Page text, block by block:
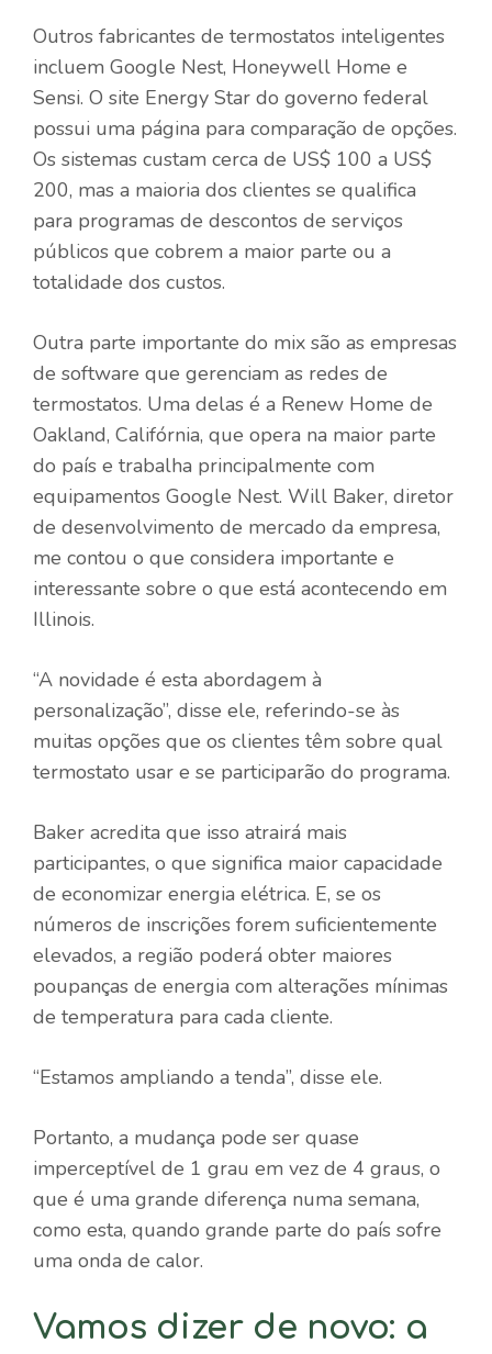
Outros fabricantes de termostatos inteligentes
incluem Google Nest, Honeywell Home e
Sensi. O site Energy Star do governo federal
possui uma página para comparação de opções.
Os sistemas custam cerca de US$ 100 a US$
200, mas a maioria dos clientes se qualifica
para programas de descontos de serviços
públicos que cobrem a maior parte ou a
totalidade dos custos.
Outra parte importante do mix são as empresas
de software que gerenciam as redes de
termostatos. Uma delas é a Renew Home de
Oakland, Califórnia, que opera na maior parte
do país e trabalha principalmente com
equipamentos Google Nest. Will Baker, diretor
de desenvolvimento de mercado da empresa,
me contou o que considera importante e
interessante sobre o que está acontecendo em
Illinois.
“A novidade é esta abordagem à
personalização”, disse ele, referindo-se às
muitas opções que os clientes têm sobre qual
termostato usar e se participarão do programa.
Baker acredita que isso atrairá mais
participantes, o que significa maior capacidade
de economizar energia elétrica. E, se os
números de inscrições forem suficientemente
elevados, a região poderá obter maiores
poupanças de energia com alterações mínimas
de temperatura para cada cliente.
“Estamos ampliando a tenda”, disse ele.
Portanto, a mudança pode ser quase
imperceptível de 1 grau em vez de 4 graus, o
que é uma grande diferença numa semana,
como esta, quando grande parte do país sofre
uma onda de calor.
Vamos dizer de novo: a